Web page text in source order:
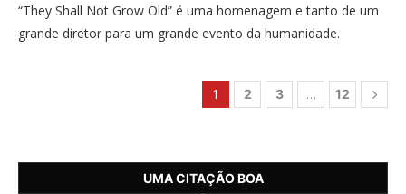
“They Shall Not Grow Old” é uma homenagem e tanto de um
grande diretor para um grande evento da humanidade.
1 2 3 … 12
UMA CITAÇÃO BOA